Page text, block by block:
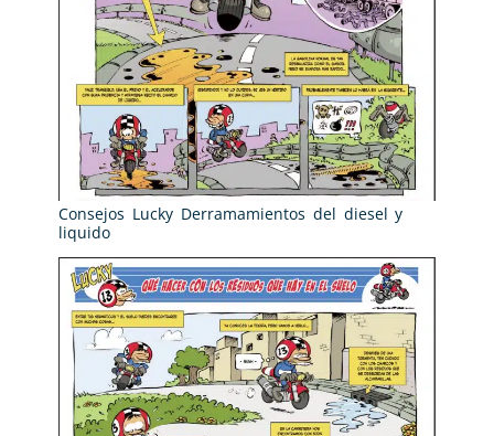
Consejos Lucky Derramamientos del diesel y
liquido